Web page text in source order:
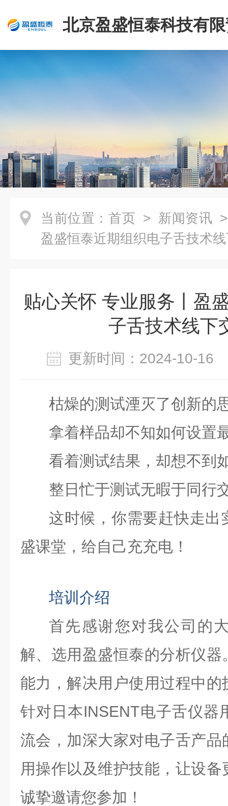
北京盈盛恒泰科技有
司
当前位置： 首页 > 新闻资讯
盈盛恒泰近期组织电子舌技术
贴心关怀 专业服务丨盈
子舌技术线下
更新时间：2024-10-
枯燥的测试湮灭了创新的
拿着样品却不知如何设置
看着测试结果，却想不到
整日忙于测试无暇于同
这时候，你需要赶快走出
盛课堂，给自己充充电！
培训介绍
首先感谢您对我公司的
解、选用盈盛恒泰的分析仪
能力，解决用户使用过程中
针对日本INSENT电子舌仪器
流会，加深大家对电子舌产
用操作以及维护技能，让设
诚挚邀请您参加！